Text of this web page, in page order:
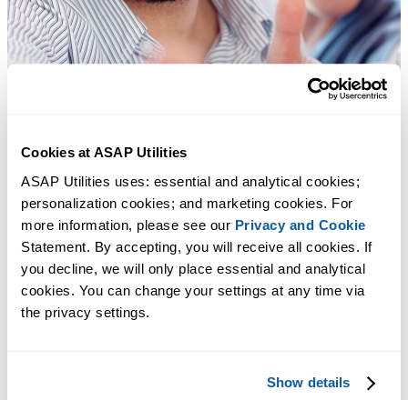
Cookies at ASAP Utilities
ASAP Utilities uses: essential and analytical cookies;
personalization cookies; and marketing cookies. For
more information, please see our Privacy and Cookie
Statement. By accepting, you will receive all cookies. If
you decline, we will only place essential and analytical
cookies. You can change your settings at any time via
the privacy settings.
Show details